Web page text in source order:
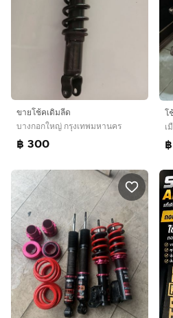
ขายโช้คเดิมลีด
บางกอกใหญ่ กรุงเทพมหานคร
฿ 300
โ
เ